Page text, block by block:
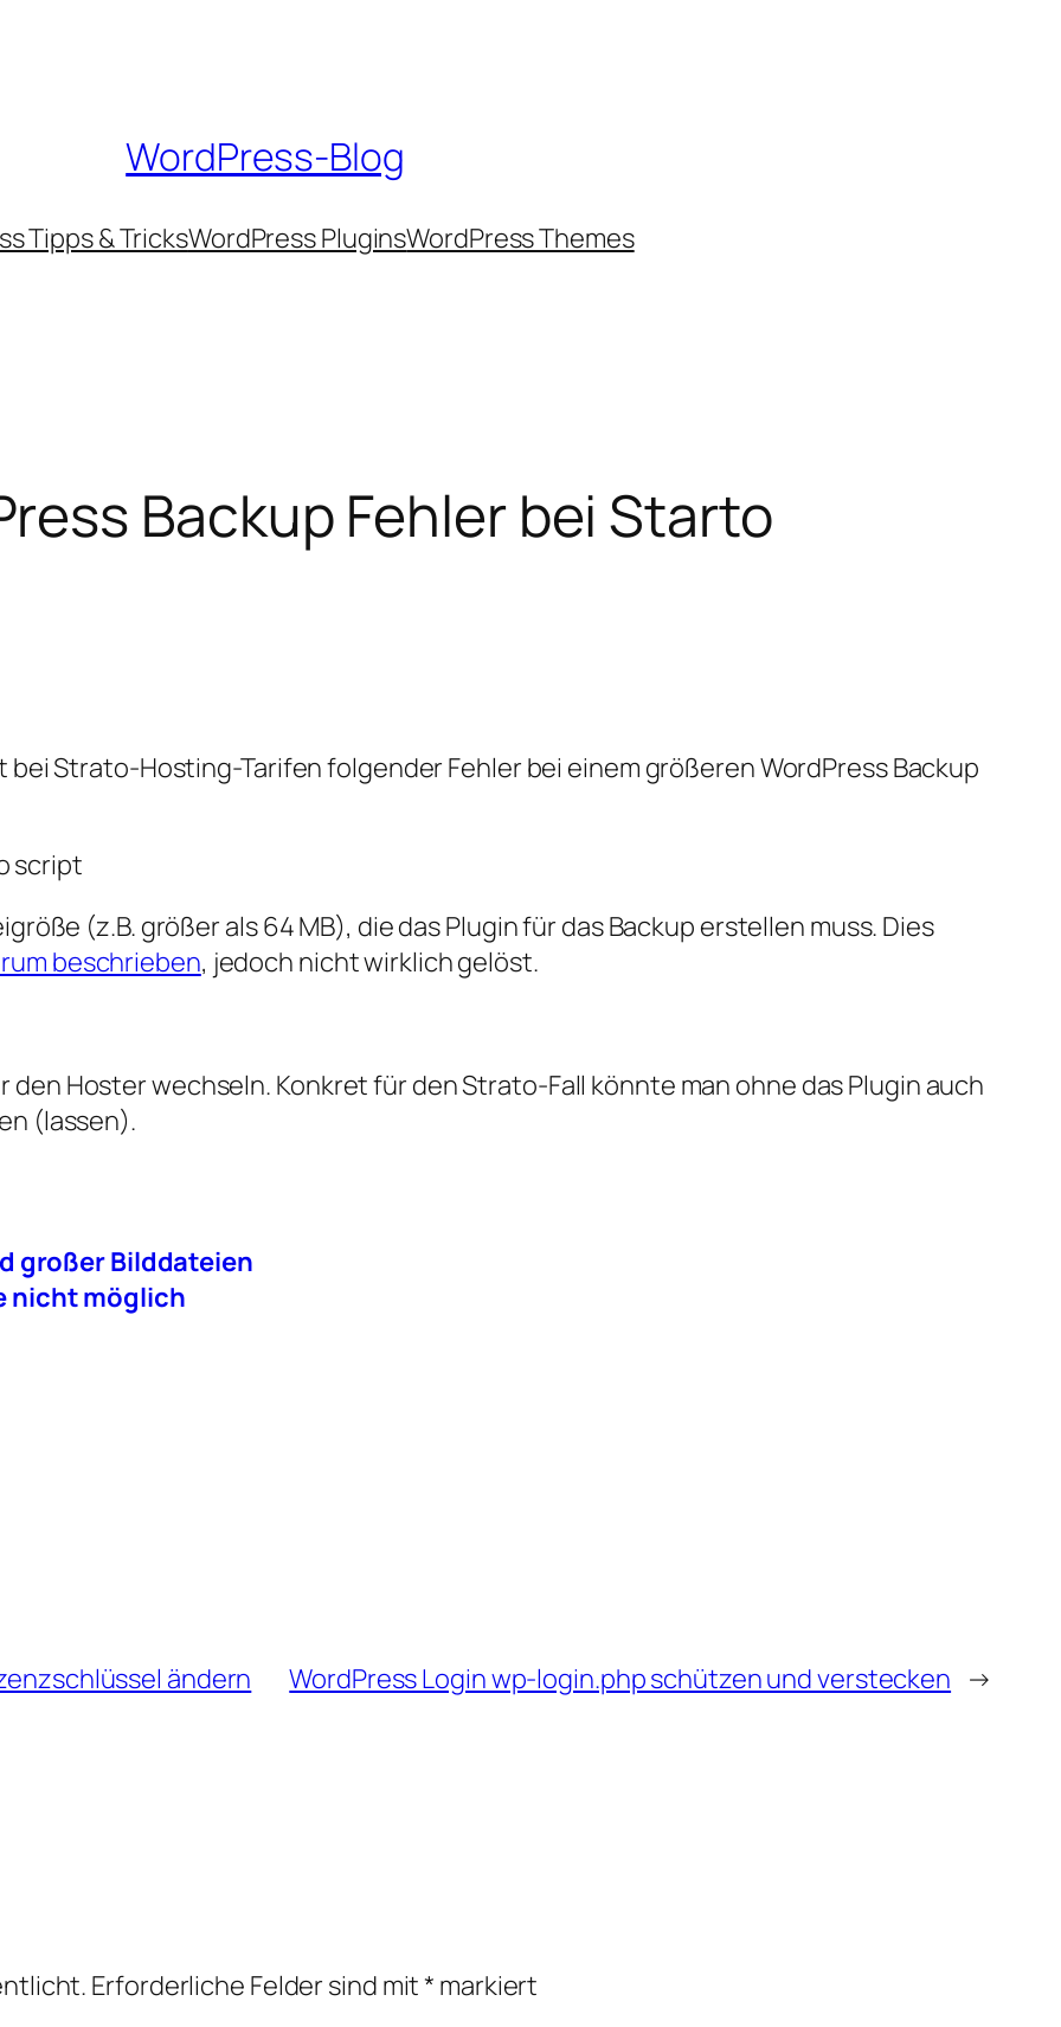
WordPress-Blog
Tipps & TricksWordPress PluginsWordPress Themes
Backup Fehler bei Starto
Strato-Hosting-Tarifen folgender Fehler bei einem größeren WordPress Backup
script
(z.B. größer als 64 MB), die das Plugin für das Backup erstellen muss. Dies
beschrieben, jedoch nicht wirklich gelöst.
Hoster wechseln. Konkret für den Strato-Fall könnte man ohne das Plugin auch
(lassen).
großer Bilddateien
nicht möglich
ändern WordPress Login wp-login.php schützen und verstecken →
Erforderliche Felder sind mit* markiert